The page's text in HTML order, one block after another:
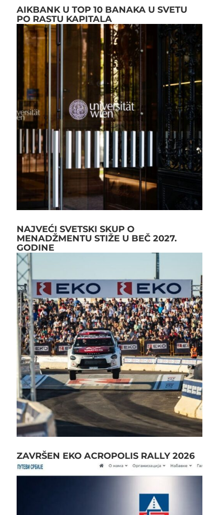
AIKBANK U TOP 10 BANAKA U SVETU
PO RASTU KAPITALA
NAJVEĆI SVETSKI SKUP O
MENADŽMENTU STIŽE U BEČ 2027.
GODINE
ZAVRŠEN EKO ACROPOLIS RALLY 2026